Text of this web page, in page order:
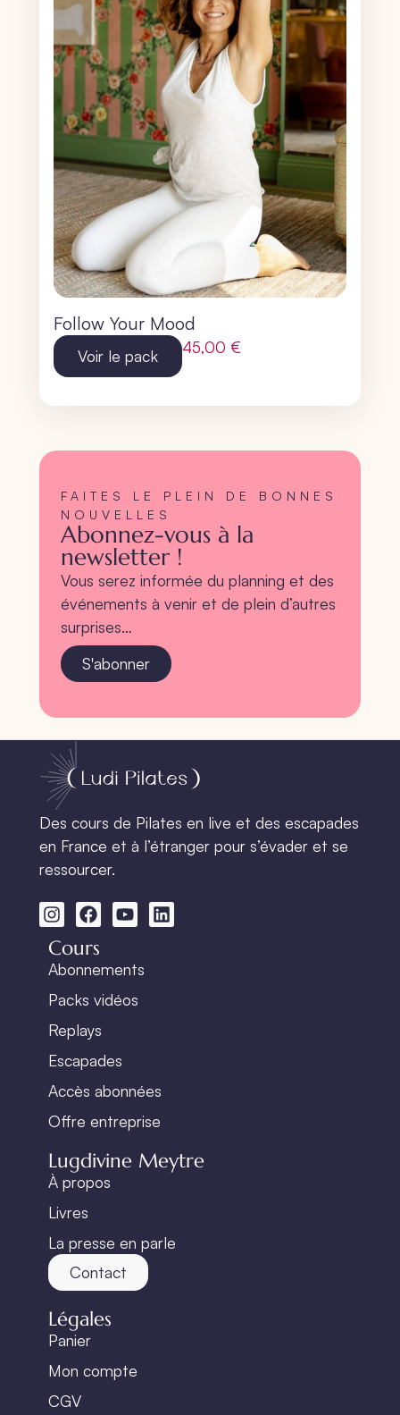
Follow Your Mood
Voir le pack 45,00 €
FAITES LE PLEIN DE BONNES
NOUVELLES
Abonnez-vous à la
newsletter !
Vous serez informée du planning et des
événements à venir et de plein d’autres
surprises…
S'abonner
Des cours de Pilates en live et des escapades
en France et à l’étranger pour s’évader et se
ressourcer.
Cours
Abonnements
Packs vidéos
Replays
Escapades
Accès abonnées
Offre entreprise
Lugdivine Meytre
À propos
Livres
La presse en parle
Contact
Légales
Panier
Mon compte
CGV